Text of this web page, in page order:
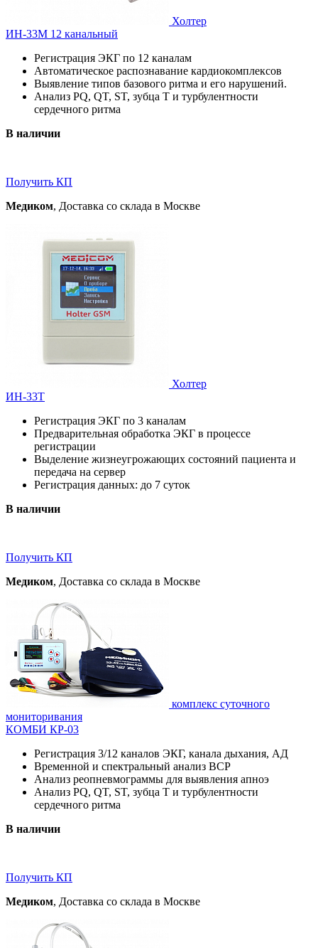
Холтер
ИН-33М 12 канальный
Регистрация ЭКГ по 12 каналам
Автоматическое распознавание кардиокомплексов
Выявление типов базового ритма и его нарушений.
Анализ PQ, QT, ST, зубца T и турбулентности
сердечного ритма
В наличии
Получить КП
Медиком, Доставка со склада в Москве
Холтер
ИН-33Т
Регистрация ЭКГ по 3 каналам
Предварительная обработка ЭКГ в процессе
регистрации
Выделение жизнеугрожающих состояний пациента и
передача на сервер
Регистрация данных: до 7 суток
В наличии
Получить КП
Медиком, Доставка со склада в Москве
комплекс суточного
мониторивания
КОМБИ КР-03
Регистрация 3/12 каналов ЭКГ, канала дыхания, АД
Временной и спектральный анализ ВСР
Анализ реопневмограммы для выявления апноэ
Анализ PQ, QT, ST, зубца T и турбулентности
сердечного ритма
В наличии
Получить КП
Медиком, Доставка со склада в Москве